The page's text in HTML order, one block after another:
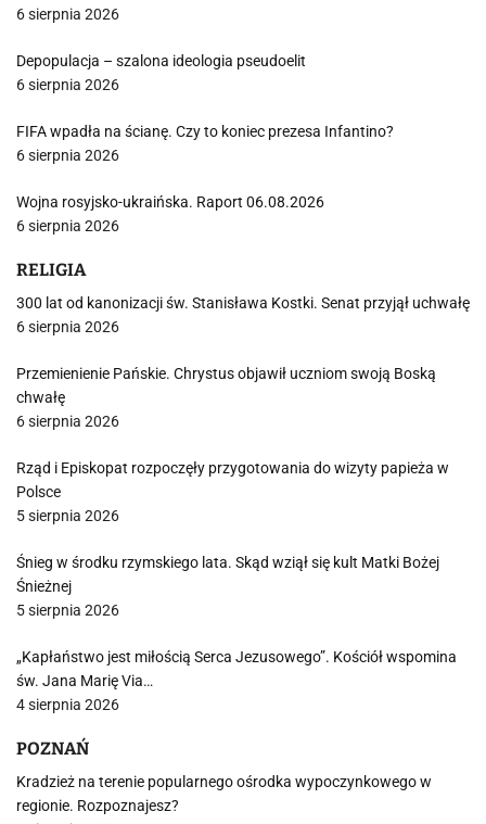
6 sierpnia 2026
Depopulacja – szalona ideologia pseudoelit
6 sierpnia 2026
FIFA wpadła na ścianę. Czy to koniec prezesa Infantino?
6 sierpnia 2026
Wojna rosyjsko-ukraińska. Raport 06.08.2026
6 sierpnia 2026
RELIGIA
300 lat od kanonizacji św. Stanisława Kostki. Senat przyjął uchwałę
6 sierpnia 2026
Przemienienie Pańskie. Chrystus objawił uczniom swoją Boską
chwałę
6 sierpnia 2026
Rząd i Episkopat rozpoczęły przygotowania do wizyty papieża w
Polsce
5 sierpnia 2026
Śnieg w środku rzymskiego lata. Skąd wziął się kult Matki Bożej
Śnieżnej
5 sierpnia 2026
„Kapłaństwo jest miłością Serca Jezusowego”. Kościół wspomina
św. Jana Marię Via…
4 sierpnia 2026
POZNAŃ
Kradzież na terenie popularnego ośrodka wypoczynkowego w
regionie. Rozpoznajesz?